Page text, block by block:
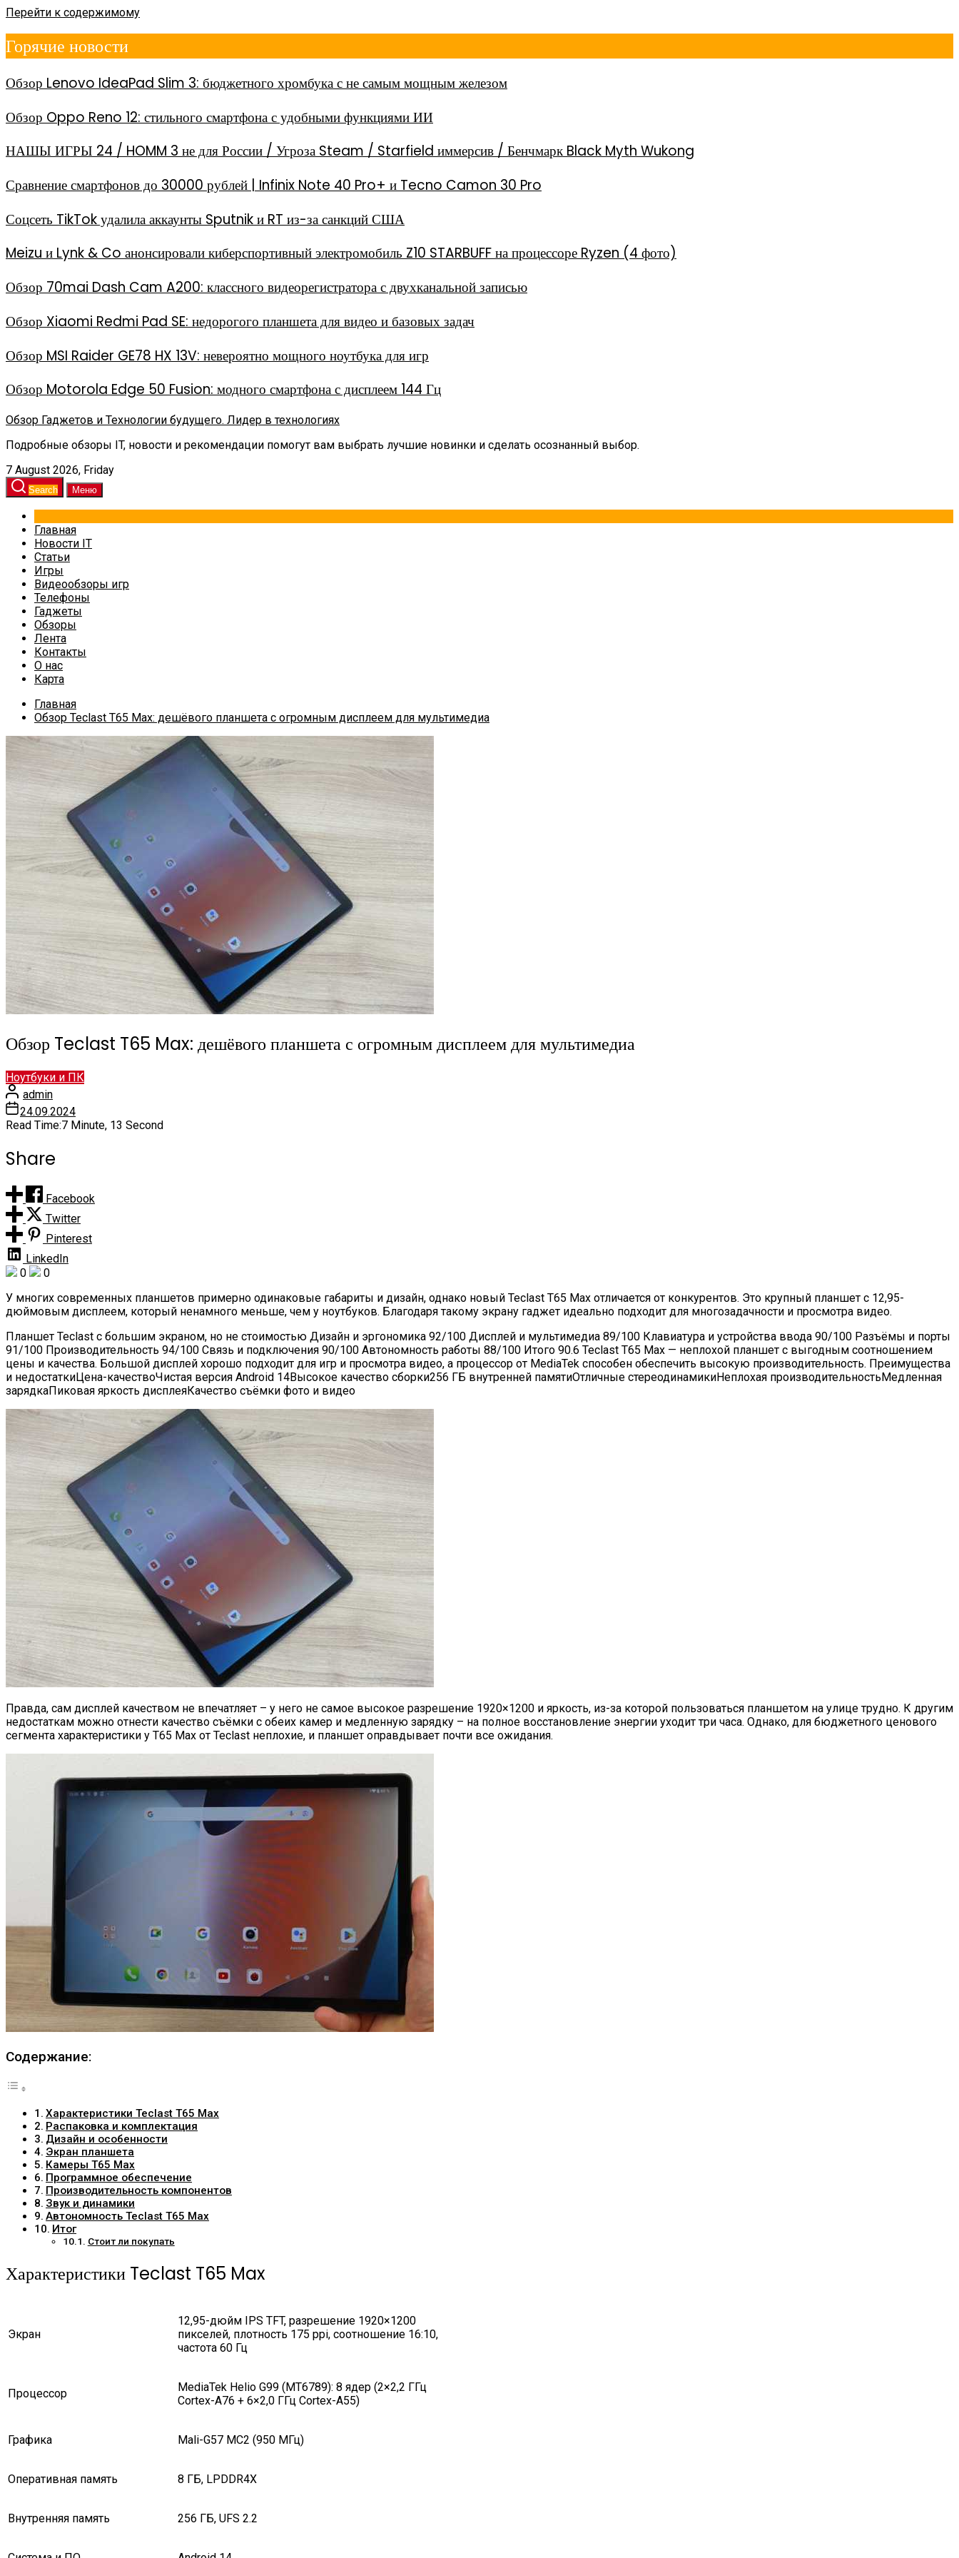
Перейти к содержимому
Горячие новости
Обзор Lenovo IdeaPad Slim 3: бюджетного хромбука с не самым мощным железом
Обзор Oppo Reno 12: стильного смартфона с удобными функциями ИИ
НАШЫ ИГРЫ 24 / HOMM 3 не для России / Угроза Steam / Starfield иммерсив / Бенчмарк Black Myth Wukong
Сравнение смартфонов до 30000 рублей | Infinix Note 40 Pro+ и Tecno Camon 30 Pro
Соцсеть TikTok удалила аккаунты Sputnik и RT из-за санкций США
Meizu и Lynk & Co анонсировали киберспортивный электромобиль Z10 STARBUFF на процессоре Ryzen (4 фото)
Обзор 70mai Dash Cam A200: классного видеорегистратора с двухканальной записью
Обзор Xiaomi Redmi Pad SE: недорогого планшета для видео и базовых задач
Обзор MSI Raider GE78 HX 13V: невероятно мощного ноутбука для игр
Обзор Motorola Edge 50 Fusion: модного смартфона с дисплеем 144 Гц
Обзор Гаджетов и Технологии будущего. Лидер в технологиях
Подробные обзоры IT, новости и рекомендации помогут вам выбрать лучшие новинки и сделать осознанный выбор.
7 August 2026, Friday
Search Меню
Главная
Новости IT
Статьи
Игры
Видеообзоры игр
Телефоны
Гаджеты
Обзоры
Лента
Контакты
О нас
Карта
Главная
Обзор Teclast T65 Max: дешёвого планшета с огромным дисплеем для мультимедиа
Обзор Teclast T65 Max: дешёвого планшета с огромным дисплеем для мультимедиа
Ноутбуки и ПК
admin
24.09.2024
Read Time:7 Minute, 13 Second
Share
Facebook
Twitter
Pinterest
LinkedIn
0
0
У многих современных планшетов примерно одинаковые габариты и дизайн, однако новый Teclast T65 Max отличается от конкурентов. Это крупный планшет с 12,95-
дюймовым дисплеем, который ненамного меньше, чем у ноутбуков. Благодаря такому экрану гаджет идеально подходит для многозадачности и просмотра видео.
Планшет Teclast с большим экраном, но не стоимостью Дизайн и эргономика 92/100 Дисплей и мультимедиа 89/100 Клавиатура и устройства ввода 90/100 Разъёмы и порты
91/100 Производительность 94/100 Связь и подключения 90/100 Автономность работы 88/100 Итого 90.6 Teclast T65 Max — неплохой планшет с выгодным соотношением
цены и качества. Большой дисплей хорошо подходит для игр и просмотра видео, а процессор от MediaTek способен обеспечить высокую производительность. Преимущества
и недостаткиЦена-качествоЧистая версия Android 14Высокое качество сборки256 ГБ внутренней памятиОтличные стереодинамикиНеплохая производительностьМедленная
зарядкаПиковая яркость дисплеяКачество съёмки фото и видео
Правда, сам дисплей качеством не впечатляет – у него не самое высокое разрешение 1920×1200 и яркость, из-за которой пользоваться планшетом на улице трудно. К другим
недостаткам можно отнести качество съёмки с обеих камер и медленную зарядку – на полное восстановление энергии уходит три часа. Однако, для бюджетного ценового
сегмента характеристики у T65 Max от Teclast неплохие, и планшет оправдывает почти все ожидания.
Содержание:
Характеристики Teclast T65 Max
Распаковка и комплектация
Дизайн и особенности
Экран планшета
Камеры T65 Max
Программное обеспечение
Производительность компонентов
Звук и динамики
Автономность Teclast T65 Max
Итог
Стоит ли покупать
Характеристики Teclast T65 Max
Экран
12,95-дюйм IPS TFT, разрешение 1920×1200
пикселей, плотность 175 ppi, соотношение 16:10,
частота 60 Гц
Процессор
MediaTek Helio G99 (MT6789): 8 ядер (2×2,2 ГГц
Cortex-A76 + 6×2,0 ГГц Cortex-A55)
Графика Mali-G57 MC2 (950 МГц)
Оперативная память 8 ГБ, LPDDR4X
Внутренняя память 256 ГБ, UFS 2.2